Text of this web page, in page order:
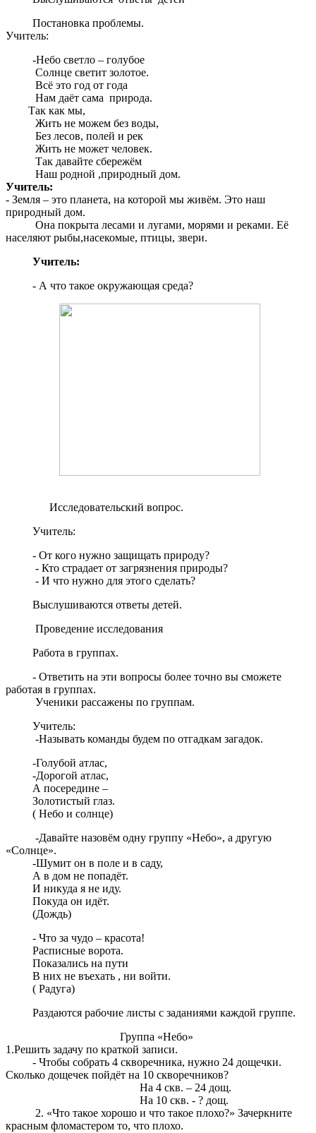
Постановка проблемы.
Учитель:
-Небо светло – голубое
Солнце светит золотое.
Всё это год от года
Нам даёт сама природа.
Так как мы,
Жить не можем без воды,
Без лесов, полей и рек
Жить не может человек.
Так давайте сбережём
Наш родной ,природный дом.
Учитель:
- Земля – это планета, на которой мы живём. Это наш
природный дом.
Она покрыта лесами и лугами, морями и реками. Её
населяют рыбы,насекомые, птицы, звери.
Учитель:
- А что такое окружающая среда?
Исследовательский вопрос.
Учитель:
- От кого нужно защищать природу?
- Кто страдает от загрязнения природы?
- И что нужно для этого сделать?
Выслушиваются ответы детей.
Проведение исследования
Работа в группах.
- Ответить на эти вопросы более точно вы сможете
работая в группах.
Ученики рассажены по группам.
Учитель:
-Называть команды будем по отгадкам загадок.
-Голубой атлас,
-Дорогой атлас,
А посередине –
Золотистый глаз.
( Небо и солнце)
-Давайте назовём одну группу «Небо», а другую
«Солнце».
-Шумит он в поле и в саду,
А в дом не попадёт.
И никуда я не иду.
Покуда он идёт.
(Дождь)
- Что за чудо – красота!
Расписные ворота.
Показались на пути
В них не въехать , ни войти.
( Радуга)
Раздаются рабочие листы с заданиями каждой группе.
Группа «Небо»
1.Решить задачу по краткой записи.
- Чтобы собрать 4 скворечника, нужно 24 дощечки.
Сколько дощечек пойдёт на 10 скворечников?
На 4 скв. – 24 дощ.
На 10 скв. - ? дощ.
2. «Что такое хорошо и что такое плохо?» Зачеркните
красным фломастером то, что плохо.